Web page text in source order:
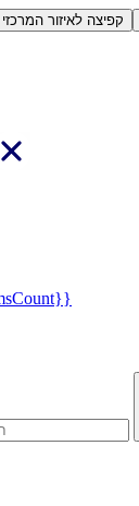
קפיצה לאיזור המרכזי